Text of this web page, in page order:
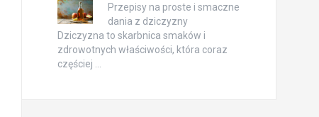
Przepisy na proste i smaczne
dania z dziczyzny
Dziczyzna to skarbnica smaków i
zdrowotnych właściwości, która coraz
częściej …